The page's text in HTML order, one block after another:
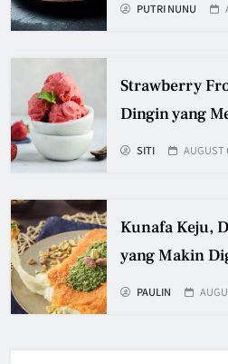
PUTRI NUNU
Strawberry
Dingin yang
SITI AUGUST
Kunafa Keju,
yang Makin
PAULIN